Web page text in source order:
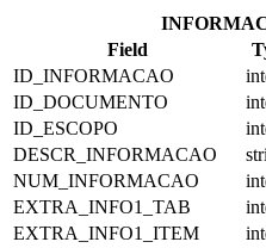
Field
ID_INFORMACAO
ID_DOCUMENTO
ID_ESCOPO
DESCR_INFORMACAO
NUM_INFORMACAO
EXTRA_INFO1_TAB
EXTRA_INFO1_ITEM